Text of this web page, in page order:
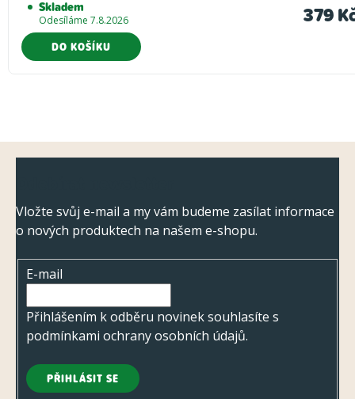
Skladem
Odesíláme 7.8.2026 379
DO KOŠÍKU
Vložte svůj e-mail a my vám budeme zasílat informace
o nových produktech na našem e-shopu.
E-mail
Přihlášením k odběru novinek souhlasíte s
podmínkami ochrany osobních údajů.
PŘIHLÁSIT SE